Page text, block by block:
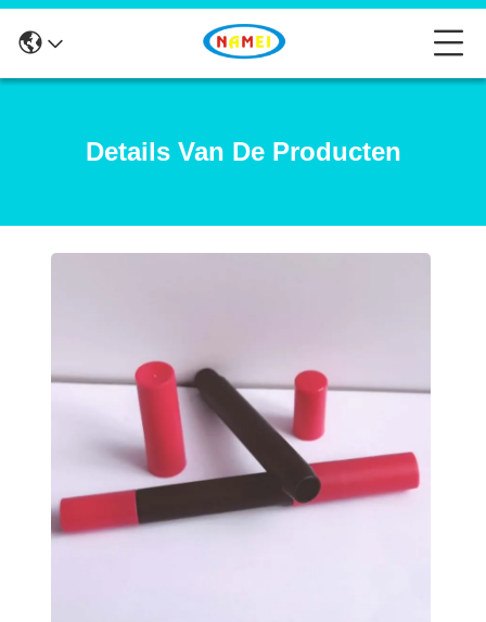
Details Van De Producten